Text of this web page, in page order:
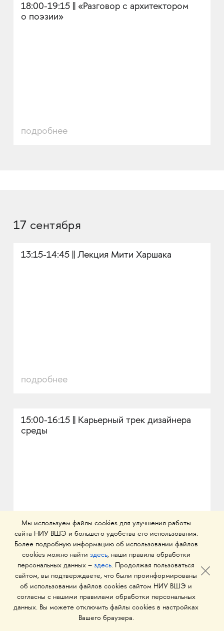
18:00-19:15 || «Разговор с архитектором
о поэзии»
подробнее
17 сентября
13:15-14:45 || Лекция Мити Харшака
подробнее
15:00-16:15 || Карьерный трек дизайнера
среды
подробнее
Мы используем файлы cookies для улучшения работы
сайта НИУ ВШЭ и большего удобства его использования.
Более подробную информацию об использовании файлов
cookies можно найти здесь, наши правила обработки
персональных данных – здесь. Продолжая пользоваться
сайтом, вы подтверждаете, что были проинформированы
об использовании файлов cookies сайтом НИУ ВШЭ и
согласны с нашими правилами обработки персональных
данных. Вы можете отключить файлы cookies в настройках
Вашего браузера.